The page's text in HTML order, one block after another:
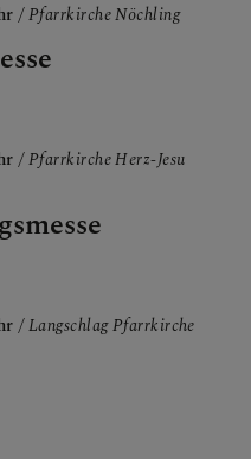
/ Pfarrkirche Nöchling
/ Pfarrkirche Herz-Jesu
/ Langschlag Pfarrkirche